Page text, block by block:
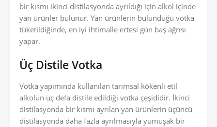
bir kısmı ikinci distilasyonda ayrıldığı için alkol içinde
yan ürünler bulunur. Yan ürünlerin bulunduğu votka
tüketildiğinde, en iyi ihtimalle ertesi gün baş ağrısı
yapar.
Üç Distile Votka
Votka yapımında kullanılan tarımsal kökenli etil
alkolün üç defa distile edildiği votka çeşididir. İkinci
distilasyonda bir kısmı ayrılan yan ürünlerin üçüncü
distilasyonda daha fazla ayrılmasıyla yumuşak bir